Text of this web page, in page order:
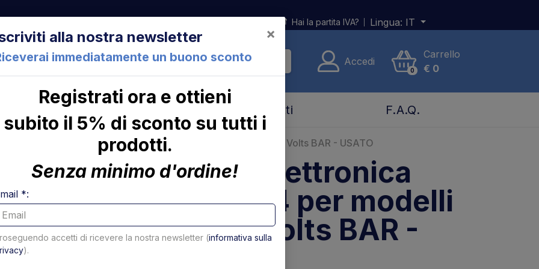
Cesena (FC) Italia Hai la partita IVA? Lingua: IT
Accedi
0
Carrello
€ 0
Contatti F.A.Q.
Scheda elettronica 01.125284 per modelli S2 a 24 Volts BAR - USATO
Scheda elettronica
01.125284 per modelli
S2 a 24 Volts BAR -
alla nostra newsletter
immediatamente un buono sconto
×
Registrati ora e ottieni
subito il 5% di sconto su tutti i
prodotti.
Senza minimo d'ordine!
*:
accetti di ricevere la nostra newsletter (informativa sulla
).